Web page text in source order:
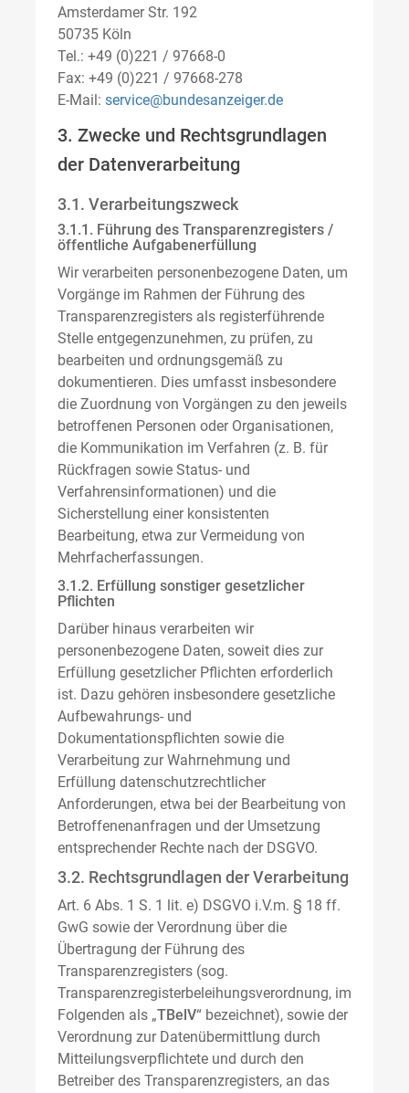
Amsterdamer Str. 192
50735 Köln
Tel.: +49 (0)221 / 97668-0
Fax: +49 (0)221 / 97668-278
E-Mail: service@bundesanzeiger.de
3. Zwecke und Rechtsgrundlagen
der Datenverarbeitung
3.1. Verarbeitungszweck
3.1.1. Führung des Transparenzregisters /
öffentliche Aufgabenerfüllung
Wir verarbeiten personenbezogene Daten, um
Vorgänge im Rahmen der Führung des
Transparenzregisters als registerführende
Stelle entgegenzunehmen, zu prüfen, zu
bearbeiten und ordnungsgemäß zu
dokumentieren. Dies umfasst insbesondere
die Zuordnung von Vorgängen zu den jeweils
betroffenen Personen oder Organisationen,
die Kommunikation im Verfahren (z. B. für
Rückfragen sowie Status- und
Verfahrensinformationen) und die
Sicherstellung einer konsistenten
Bearbeitung, etwa zur Vermeidung von
Mehrfacherfassungen.
3.1.2. Erfüllung sonstiger gesetzlicher
Pflichten
Darüber hinaus verarbeiten wir
personenbezogene Daten, soweit dies zur
Erfüllung gesetzlicher Pflichten erforderlich
ist. Dazu gehören insbesondere gesetzliche
Aufbewahrungs- und
Dokumentationspflichten sowie die
Verarbeitung zur Wahrnehmung und
Erfüllung datenschutzrechtlicher
Anforderungen, etwa bei der Bearbeitung von
Betroffenenanfragen und der Umsetzung
entsprechender Rechte nach der DSGVO.
3.2. Rechtsgrundlagen der Verarbeitung
Art. 6 Abs. 1 S. 1 lit. e) DSGVO i.V.m. § 18 ff.
GwG sowie der Verordnung über die
Übertragung der Führung des
Transparenzregisters (sog.
Transparenzregisterbeleihungsverordnung, im
Folgenden als „TBelV“ bezeichnet), sowie der
Verordnung zur Datenübermittlung durch
Mitteilungsverpflichtete und durch den
Betreiber des Transparenzregisters, an das